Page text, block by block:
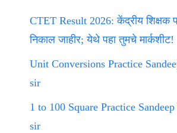
CTET Result 2026: केंद्रीय शिक्षक
निकाल जाहीर; येथे पहा तुमचे मार्कशीट!
Unit Conversions Practice
sir
1 to 100 Square Practice
sir